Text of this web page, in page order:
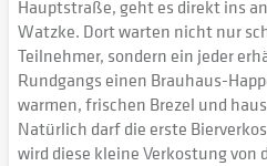
Hauptstraße, geht es direkt ins
Watzke. Dort warten nicht nur
Teilnehmer, sondern ein jeder
Rundgangs einen Brauhaus-
warmen, frischen Brezel und
Natürlich darf die erste
wird diese kleine Verkostung von